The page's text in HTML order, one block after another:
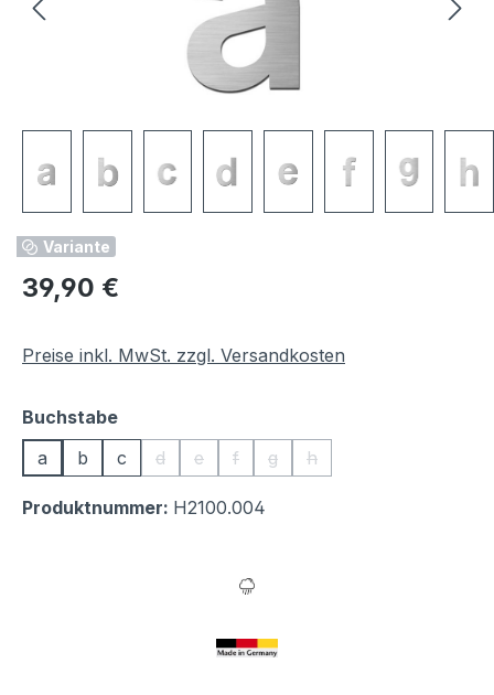
Variante
Regulärer Preis:
39,90 €
Preise inkl. MwSt. zzgl. Versandkosten
Buchstabeauswählen
a
b c d
(Diese Option ist zurzeit nicht verfügbar.)
e
(Diese Option ist zurzeit nicht
f
(Diese Option ist zurzeit nicht
g
(Diese Option ist zurzeit nicht
h
(Diese Option ist zurzeit
Produktnummer: H2100.004